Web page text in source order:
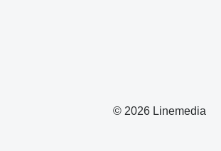
© 2026 Linemedia